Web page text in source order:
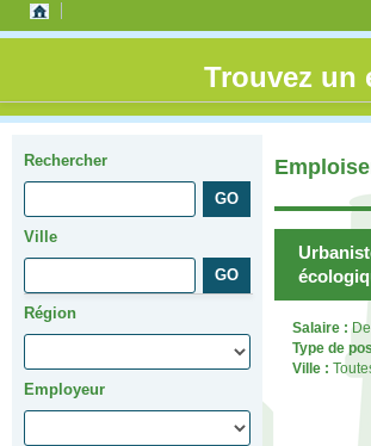
Trouvez un
Rechercher
Ville
Région
Employeur
Salaire :
Type de
Ville :